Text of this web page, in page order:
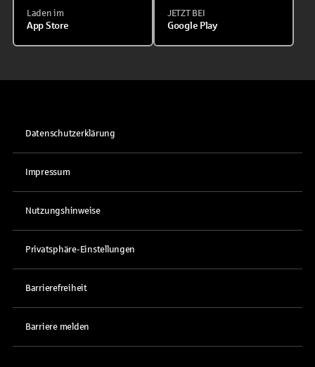
Laden im
App Store
JETZT BEI
Google Play
Datenschutzerklärung
Impressum
Nutzungshinweise
Privatsphäre-Einstellungen
Barrierefreiheit
Barriere melden